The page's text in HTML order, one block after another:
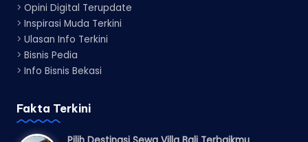
> Opini Digital Terupdate
> Inspirasi Muda Terkini
> Ulasan Info Terkini
> Bisnis Pedia
> Info Bisnis Bekasi
Fakta Terkini